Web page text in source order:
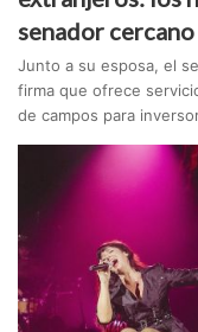
senador
Junto a su esposa, el
firma que ofrece
de campos para